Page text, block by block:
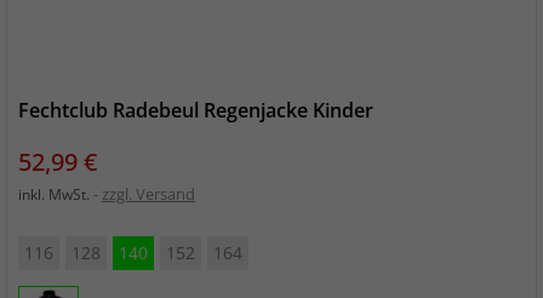
Fechtclub Radebeul Regenjacke Kinder
Preis
52,99 €
inkl. MwSt. zzgl. Versand
116 128 140 152 164